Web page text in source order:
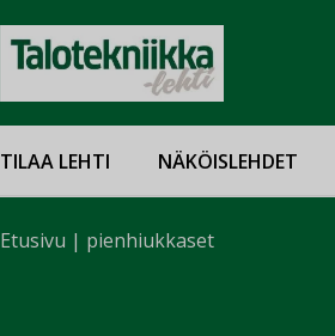
TILAA LEHTI NÄKÖISLEHDET
Etusivu | pienhiukkaset